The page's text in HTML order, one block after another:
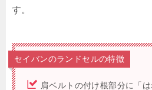
す。
セイバンのランドセルの特徴
肩ベルトの付け根部分に「